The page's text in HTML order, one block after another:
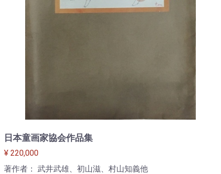
日本童画家協会作品集
¥ 220,000
著作者： 武井武雄、初山滋、村山知義他